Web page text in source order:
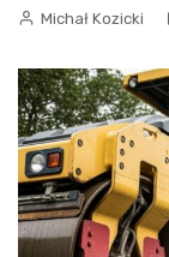
Michał Kozicki